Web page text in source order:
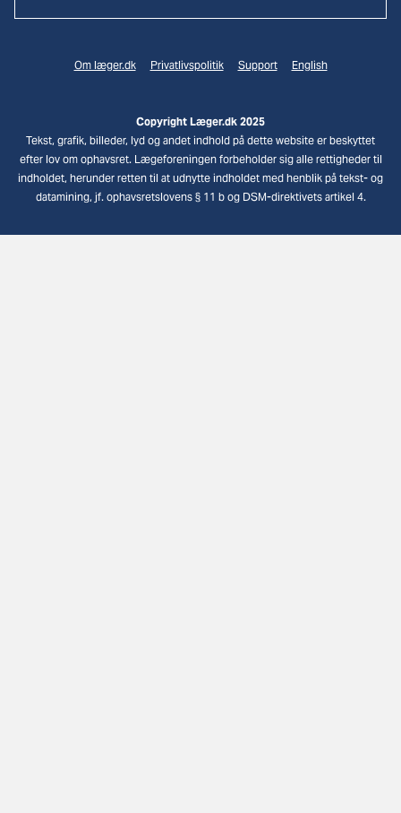
Om læger.dk Privatlivspolitik Support English
Copyright Læger.dk 2025
Tekst, grafik, billeder, lyd og andet indhold på dette website er beskyttet
efter lov om ophavsret. Lægeforeningen forbeholder sig alle rettigheder til
indholdet, herunder retten til at udnytte indholdet med henblik på tekst- og
datamining, jf. ophavsretslovens § 11 b og DSM-direktivets artikel 4.